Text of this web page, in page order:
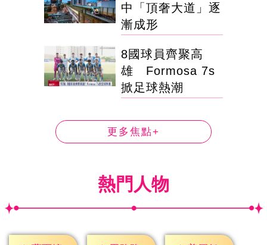
中「頂奢大道」逐
漸成形
8國球員齊聚高
雄 Formosa 7s
掀足球熱潮
更多焦點+
熱門人物